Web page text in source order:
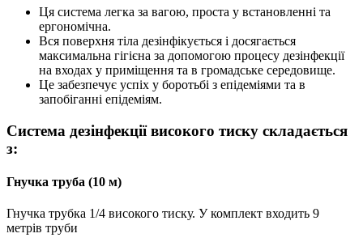
Ця система легка за вагою, проста у встановленні та
ергономічна.
Вся поверхня тіла дезінфікується і досягається
максимальна гігієна за допомогою процесу дезінфекції
на входах у приміщення та в громадське середовище.
Це забезпечує успіх у боротьбі з епідеміями та в
запобіганні епідеміям.
Система дезінфекції високого тиску складається
з:
Гнучка труба (10 м)
Гнучка трубка 1/4 високого тиску. У комплект входить 9
метрів труби